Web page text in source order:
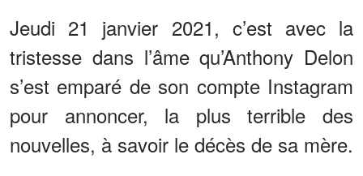
Jeudi 21 janvier 2021, c’est avec la
tristesse dans l’âme qu’Anthony Delon
s’est emparé de son compte Instagram
pour annoncer, la plus terrible des
nouvelles, à savoir le décès de sa mère.